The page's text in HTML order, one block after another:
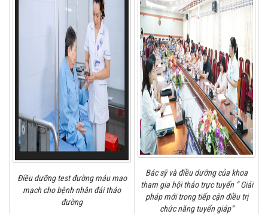
Điều dưỡng test đường máu mao
mạch cho bệnh nhân đái tháo
đường
Bác sỹ và điều dưỡng của khoa
tham gia hội thảo trực tuyến “ Giải
pháp mới trong tiếp cận điều trị
chức năng tuyến giáp”